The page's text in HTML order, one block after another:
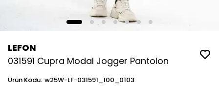
LEFON
031591 Cupra Modal Jogger Pantolon
Ürün Kodu: w25W-LF-031591_100_0103